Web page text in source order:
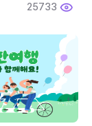
25733